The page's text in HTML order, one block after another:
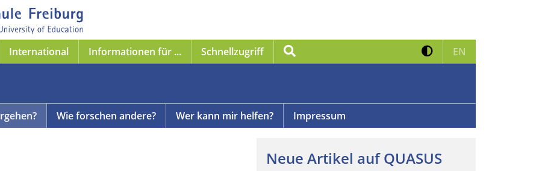
International Informationen für ... Schnellzugriff Kontrast erhöhen
EN
Wie forschen andere? Wer kann mir helfen? Impressum
Neue Artikel auf QUASUS